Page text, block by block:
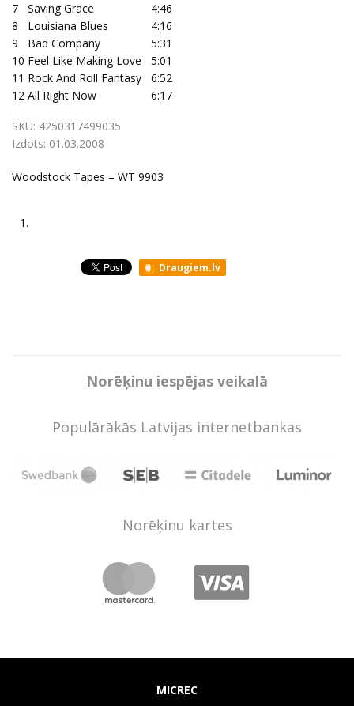
7
Saving Grace
4:46
8
Louisiana Blues
4:16
9
Bad Company
5:31
10 Feel Like Making Love
5:01
11 Rock And Roll Fantasy
6:52
12 All Right Now 6:17
SKU: 4250317499035
Izdots: 01.03.2008
Woodstock Tapes – WT 9903
1.
Draugiem.lv
Norēķinu iespējas veikalā
Populārākās Latvijas internetbankas
Norēķinu kartes
MICREC